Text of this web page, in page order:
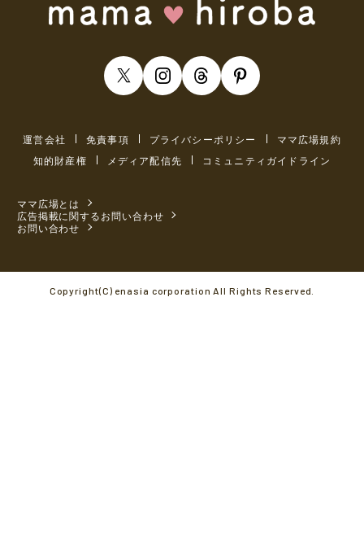
運営会社 免責事項 プライバシーポリシー
ママ広場規約
知的財産権
メディア配信先 コミュニティガイドライン
ママ広場とは
広告掲載に関するお問い合わせ
お問い合わせ
Copyright(C) enasia corporation All Rights Reserved.